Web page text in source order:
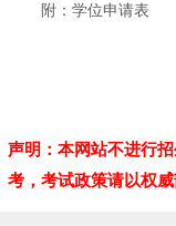
附：学位申请表
遵
声明：本网站不进行
考，考试政策请以权